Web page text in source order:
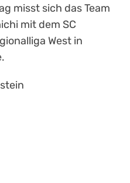
misst sich das Team
mit dem SC
West in